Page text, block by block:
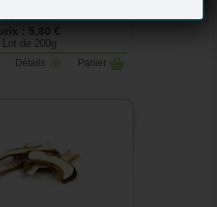
Amandes
prix : 5,80 €
Lot de 200g
Détails Panier